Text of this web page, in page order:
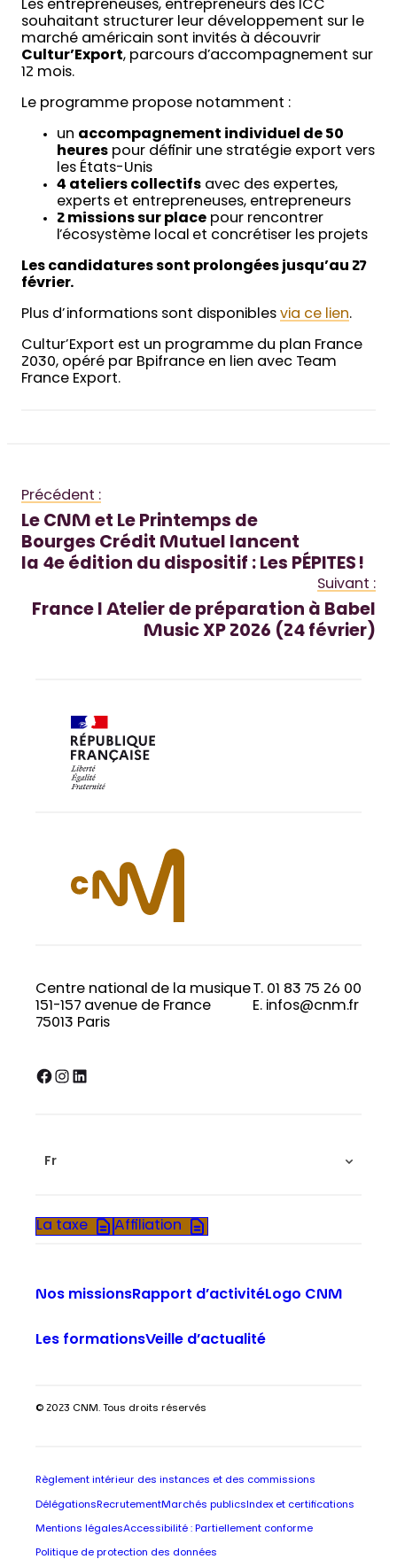
Les entrepreneuses, entrepreneurs des ICC
souhaitant structurer leur développement sur le
marché américain sont invités à découvrir
Cultur’Export, parcours d’accompagnement sur
12 mois.
Le programme propose notamment :
un accompagnement individuel de 50
heures pour définir une stratégie export vers
les États-Unis
4 ateliers collectifs avec des expertes,
experts et entrepreneuses, entrepreneurs
2 missions sur place pour rencontrer
l’écosystème local et concrétiser les projets
Les candidatures sont prolongées jusqu’au 27
février.
Plus d’informations sont disponibles via ce lien.
Cultur’Export est un programme du plan France
2030, opéré par Bpifrance en lien avec Team
France Export.
Précédent :
Le CNM et Le Printemps de
Bourges Crédit Mutuel lancent
la 4e édition du dispositif : Les PÉPITES !
Suivant :
France l Atelier de préparation à Babel
Music XP 2026 (24 février)
Centre national de la musique
151-157 avenue de France
75013 Paris
T. 01 83 75 26 00
E. infos@cnm.fr
Facebook InstagramLinkedIn
Fr
La taxe Affiliation
Nos missionsRapport d’activitéLogo CNM
Les formationsVeille d’actualité
© 2023 CNM. Tous droits réservés
Règlement intérieur des instances et des commissions
Délégations RecrutementMarchés publics Index et certifications
Mentions légalesAccessibilité : Partiellement conforme
Politique de protection des données